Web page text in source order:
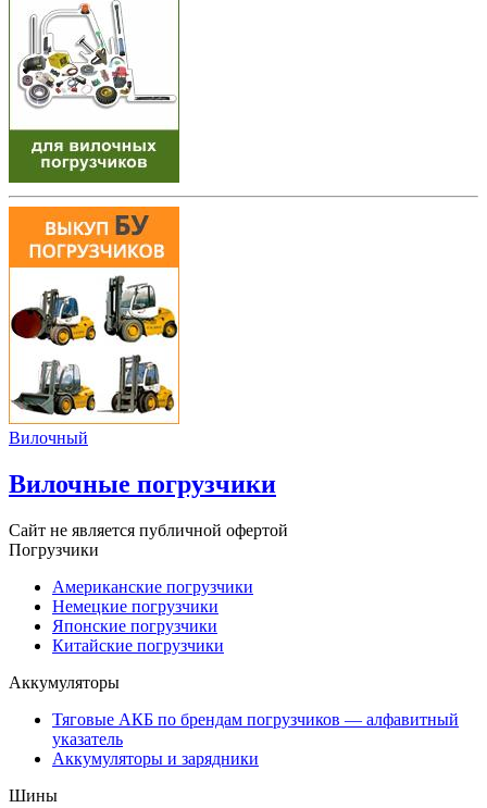
Вилочный
Вилочные погрузчики
Сайт не является публичной офертой
Погрузчики
Американские погрузчики
Немецкие погрузчики
Японские погрузчики
Китайские погрузчики
Аккумуляторы
Тяговые АКБ по брендам погрузчиков — алфавитный
указатель
Аккумуляторы и зарядники
Шины